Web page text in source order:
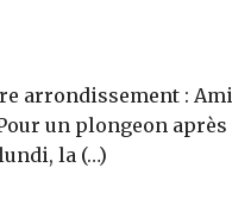
arrondissement :
un plongeon après
la (…)